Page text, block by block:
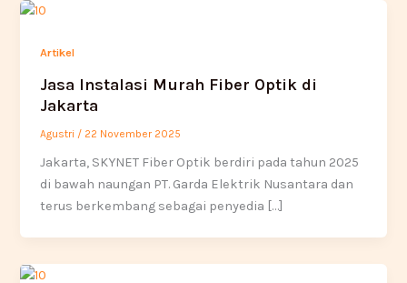
Artikel
Jasa Instalasi Murah Fiber Optik di
Jakarta
Agustri / 22 November 2025
Jakarta, SKYNET Fiber Optik berdiri pada tahun 2025
di bawah naungan PT. Garda Elektrik Nusantara dan
terus berkembang sebagai penyedia […]